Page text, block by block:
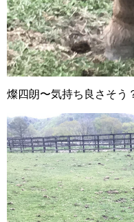
燦四朗〜気持ち良さそう